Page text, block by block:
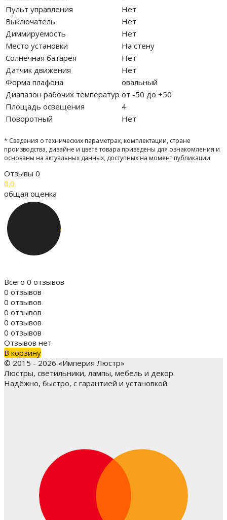
Пульт управления
Нет
Выключатель
Нет
Диммируемость
Нет
Место установки
На стену
Солнечная батарея
Нет
Датчик движения
Нет
Форма плафона
овальный
Диапазон рабочих температур от -50 до +50
Площадь освещения
4
Поворотный
Нет
* Сведения о технических параметрах, комплектации, стране
производства, дизайне и цвете товара приведены для ознакомления и
основаны на актуальных данных, доступных на момент публикации
Отзывы 0
0.0
общая оценка
Всего 0 отзывов
0 отзывов
0 отзывов
0 отзывов
0 отзывов
0 отзывов
Отзывов нет
В корзину
© 2015 - 2026 «Империя Люстр»
Люстры, светильники, лампы, мебель и декор.
Надёжно, быстро, с гарантией и установкой.